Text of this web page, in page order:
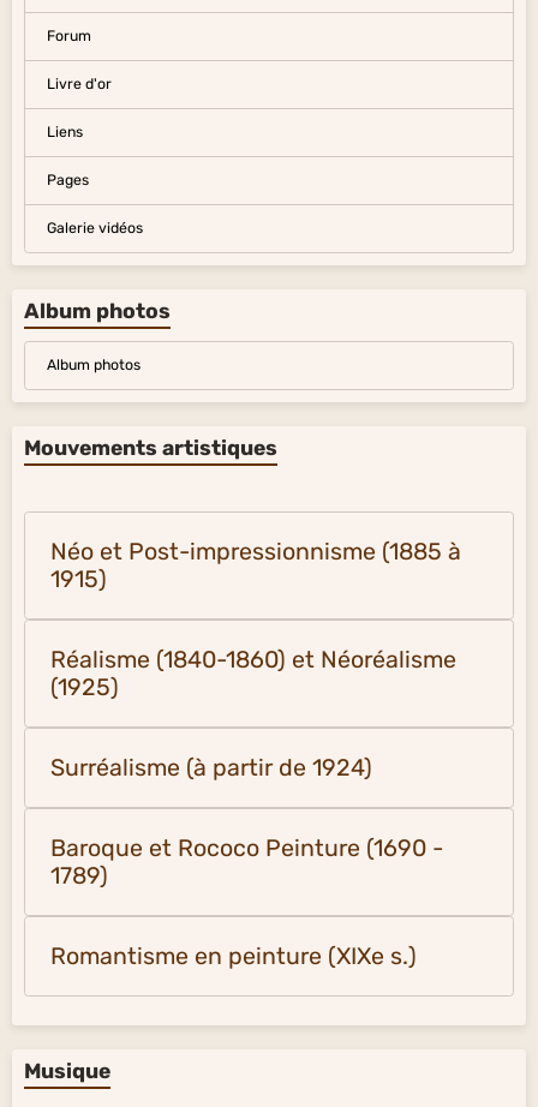
Forum
Livre d'or
Liens
Pages
Galerie vidéos
Album photos
Album photos
Mouvements artistiques
Néo et Post-impressionnisme (1885 à
1915)
Réalisme (1840-1860) et Néoréalisme
(1925)
Surréalisme (à partir de 1924)
Baroque et Rococo Peinture (1690 -
1789)
Romantisme en peinture (XIXe s.)
Musique